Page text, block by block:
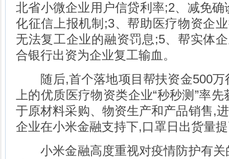
北省小微企业用户信贷利率;2、减免
化征信上报机制;3、帮助医疗物资企
无法复工企业的融资罚息;5、帮实体
合银行出资为企业复工输血。
随后,首个落地项目帮扶资金500万
上的优质医疗物资类企业“秒秒测”率
于原材料采购、物资生产和产品销售,
企业在小米金融支持下,口罩日出货量
小米金融高度重视对疫情防护有关